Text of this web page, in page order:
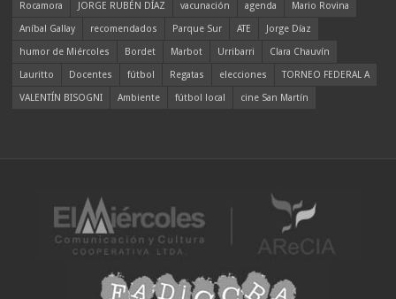
Rocamora
JORGE RUBÉN DÍAZ vacunación agenda
Mario Rovina
Aníbal Gallay
recomendados Parque Sur ATE
Jorge Díaz
humor de Miércoles
Bordet Marbot Urribarri
Clara Chauvín
Lauritto
Docentes fútbol Regatas elecciones
TORNEO FEDERAL A
VALENTÍN BISOGNI
Ambiente fútbol local cine San Martín